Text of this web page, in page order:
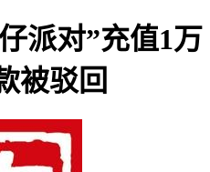
派对”充值1万
被驳回